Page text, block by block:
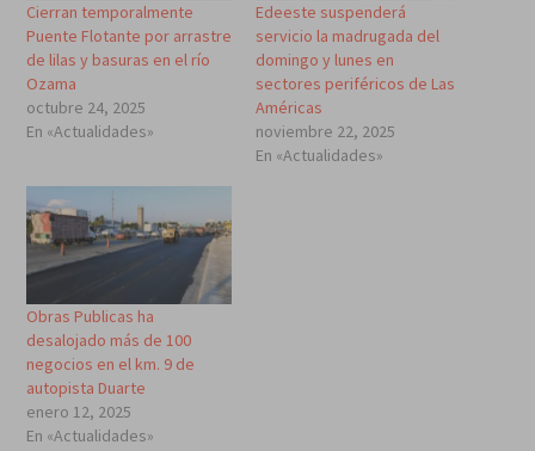
Cierran temporalmente
Puente Flotante por arrastre
de lilas y basuras en el río
Ozama
octubre 24, 2025
En «Actualidades»
Edeeste suspenderá
servicio la madrugada del
domingo y lunes en
sectores periféricos de Las
Américas
noviembre 22, 2025
En «Actualidades»
Obras Publicas ha
desalojado más de 100
negocios en el km. 9 de
autopista Duarte
enero 12, 2025
En «Actualidades»